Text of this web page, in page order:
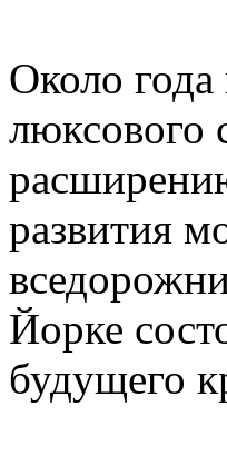
Около
люксового
развития
Йорке
будущего